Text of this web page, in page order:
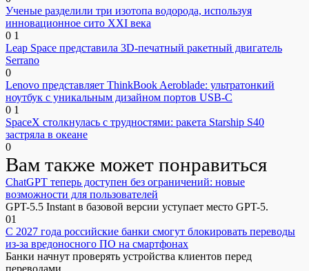
Ученые разделили три изотопа водорода, используя
инновационное сито XXI века
0 1
Leap Space представила 3D-печатный ракетный двигатель
Serrano
0
Lenovo представляет ThinkBook Aeroblade: ультратонкий
ноутбук с уникальным дизайном портов USB-C
0 1
SpaceX столкнулась с трудностями: ракета Starship S40
застряла в океане
0
Вам также может понравиться
ChatGPT теперь доступен без ограничений: новые
возможности для пользователей
GPT-5.5 Instant в базовой версии уступает место GPT-5.
01
С 2027 года российские банки смогут блокировать переводы
из-за вредоносного ПО на смартфонах
Банки начнут проверять устройства клиентов перед
переводами